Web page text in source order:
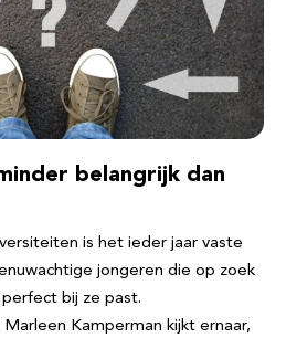
belangrijk dan
is het ieder jaar vaste
jongeren die op zoek
bij ze past.
Kamperman kijkt ernaar,